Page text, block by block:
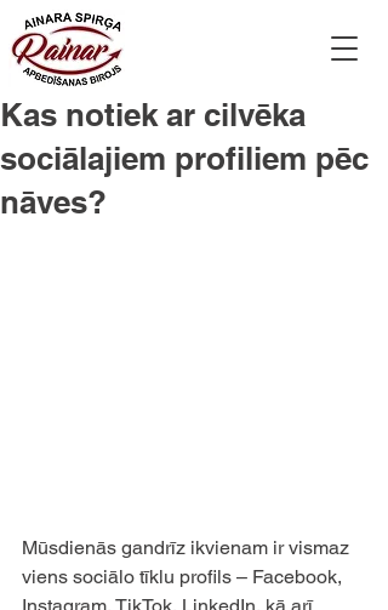
Kas notiek ar cilvēka
sociālajiem profiliem pēc
nāves?
Mūsdienās gandrīz ikvienam ir vismaz
viens sociālo tīklu profils – Facebook,